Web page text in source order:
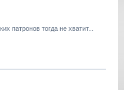
патронов тогда не хватит...